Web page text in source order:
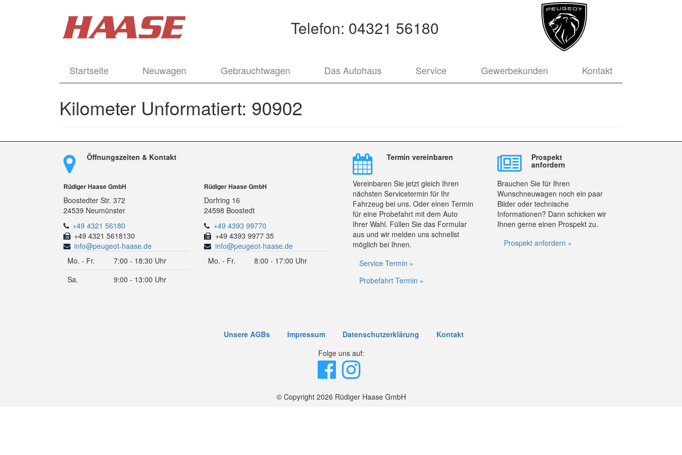
Telefon: 04321 56180
Startseite Neuwagen Gebrauchtwagen Das Autohaus Service Gewerbekunden Kontakt
Kilometer Unformatiert: 90902
Öffnungszeiten & Kontakt
Rüdiger Haase GmbH
Boostedter Str. 372
24539 Neumünster
+49 4321 56180
+49 4321 5618130
info@peugeot-haase.de
Mo. - Fr.
7:00 - 18:30 Uhr
Sa.
9:00 - 13:00 Uhr
Rüdiger Haase GmbH
Dorfring 16
24598 Boostedt
+49 4393 99770
+49 4393 9977 35
info@peugeot-haase.de
Mo. - Fr.
8:00 - 17:00 Uhr
Termin vereinbaren
Vereinbaren Sie jetzt gleich Ihren
nächsten Servicetermin für Ihr
Fahrzeug bei uns. Oder einen Termin
für eine Probefahrt mit dem Auto
Ihrer Wahl. Füllen Sie das Formular
aus und wir melden uns schnellst
möglich bei Ihnen.
Service Termin »
Probefahrt Termin »
Prospekt
anfordern
Brauchen Sie für Ihren
Wunschneuwagen noch ein paar
Bilder oder technische
Informationen? Dann schicken wir
Ihnen gerne einen Prospekt zu.
Prospekt anfordern »
Unsere AGBs Impressum Datenschutzerklärung
Kontakt
Folge uns auf:
© Copyright 2026 Rüdiger Haase GmbH